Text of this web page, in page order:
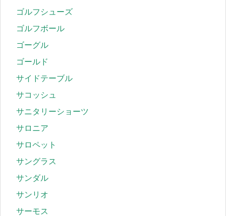
ゴルフシューズ
ゴルフボール
ゴーグル
ゴールド
サイドテーブル
サコッシュ
サニタリーショーツ
サロニア
サロペット
サングラス
サンダル
サンリオ
サーモス